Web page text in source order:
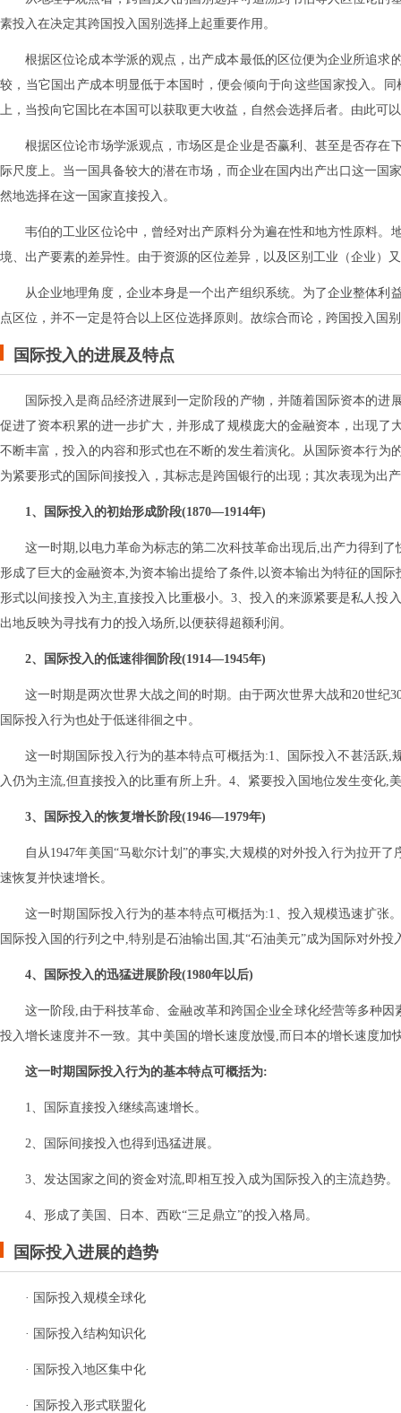
素投入在决定其跨国投入国别选择上起重要作用。
根据区位论成本学派的观点，出产成本最低的区位便为企业所追
较，当它国出产成本明显低于本国时，便会倾向于向这些国家投入。
上，当投向它国比在本国可以获取更大收益，自然会选择后者。由此
根据区位论市场学派观点，市场区是企业是否赢利、甚至是否存
际尺度上。当一国具备较大的潜在市场，而企业在国内出产出口这一国
然地选择在这一国家直接投入。
韦伯的工业区位论中，曾经对出产原料分为遍在性和地方性原料
境、出产要素的差异性。由于资源的区位差异，以及区别工业（企业）
从企业地理角度，企业本身是一个出产组织系统。为了企业整体
点区位，并不一定是符合以上区位选择原则。故综合而论，跨国投入国
国际投入的进展及特点
国际投入是商品经济进展到一定阶段的产物，并随着国际资本的
促进了资本积累的进一步扩大，并形成了规模庞大的金融资本，出现
不断丰富，投入的内容和形式也在不断的发生着演化。从国际资本行
为紧要形式的国际间接投入，其标志是跨国银行的出现；其次表现为出
1、国际投入的初始形成阶段(1870—1914年)
这一时期,以电力革命为标志的第二次科技革命出现后,出产力得到
形成了巨大的金融资本,为资本输出提给了条件,以资本输出为特征的国
形式以间接投入为主,直接投入比重极小。3、投入的来源紧要是私人投
出地反映为寻找有力的投入场所,以便获得超额利润。
2、国际投入的低速徘徊阶段(1914—1945年)
这一时期是两次世界大战之间的时期。由于两次世界大战和20世
国际投入行为也处于低迷徘徊之中。
这一时期国际投入行为的基本特点可概括为:1、国际投入不甚活跃
入仍为主流,但直接投入的比重有所上升。4、紧要投入国地位发生变化,
3、国际投入的恢复增长阶段(1946—1979年)
自从1947年美国“马歇尔计划”的事实,大规模的对外投入行为拉开
速恢复并快速增长。
这一时期国际投入行为的基本特点可概括为:1、投入规模迅速扩张
国际投入国的行列之中,特别是石油输出国,其“石油美元”成为国际对外投
4、国际投入的迅猛进展阶段(1980年以后)
这一阶段,由于科技革命、金融改革和跨国企业全球化经营等多种
投入增长速度并不一致。其中美国的增长速度放慢,而日本的增长速度加
这一时期国际投入行为的基本特点可概括为:
1、国际直接投入继续高速增长。
2、国际间接投入也得到迅猛进展。
3、发达国家之间的资金对流,即相互投入成为国际投入的主流趋势。
4、形成了美国、日本、西欧“三足鼎立”的投入格局。
国际投入进展的趋势
· 国际投入规模全球化
· 国际投入结构知识化
· 国际投入地区集中化
· 国际投入形式联盟化